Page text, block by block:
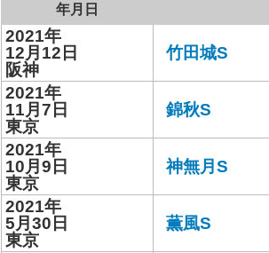
年月日
2021年
12月12日
阪神
竹田城S
2021年
11月7日
東京
錦秋S
2021年
10月9日
東京
神無月S
2021年
5月30日
東京
薫風S